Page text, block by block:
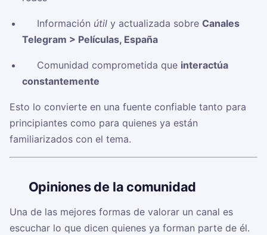
✅ Información útily actualizada sobre Canales
Telegram > Películas, España
✅ Comunidad comprometida que interactúa
constantemente
Esto lo convierte en una fuente confiable tanto para
principiantes como para quienes ya están
familiarizados con el tema.
Opiniones de la comunidad
Una de las mejores formas de valorar un canal es
escuchar lo que dicen quienes ya forman parte de él.